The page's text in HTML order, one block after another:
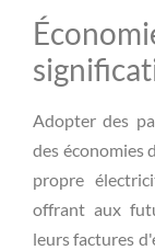
Adopter des
des économies
propre
offrant aux
leurs factures